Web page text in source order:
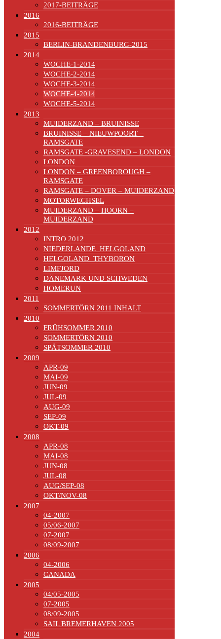
2017-BEITRÄGE
2016
2016-BEITRÄGE
2015
BERLIN-BRANDENBURG-2015
2014
WOCHE-1-2014
WOCHE-2-2014
WOCHE-3-2014
WOCHE-4-2014
WOCHE-5-2014
2013
MUIDERZAND – BRUINISSE
BRUINISSE – NIEUWPOORT –
RAMSGATE
RAMSGATE -GRAVESEND – LONDON
LONDON
LONDON – GREENBOROUGH –
RAMSGATE
RAMSGATE – DOVER – MUIDERZAND
MOTORWECHSEL
MUIDERZAND – HOORN –
MUIDERZAND
2012
INTRO 2012
NIEDERLANDE_HELGOLAND
HELGOLAND_THYBORON
LIMFJORD
DÄNEMARK UND SCHWEDEN
HOMERUN
2011
SOMMERTÖRN 2011 INHALT
2010
FRÜHSOMMER 2010
SOMMERTÖRN 2010
SPÄTSOMMER 2010
2009
APR-09
MAI-09
JUN-09
JUL-09
AUG-09
SEP-09
OKT-09
2008
APR-08
MAI-08
JUN-08
JUL-08
AUG/SEP-08
OKT/NOV-08
2007
04-2007
05/06-2007
07-2007
08/09-2007
2006
04-2006
CANADA
2005
04/05-2005
07-2005
08/09-2005
SAIL BREMERHAVEN 2005
2004